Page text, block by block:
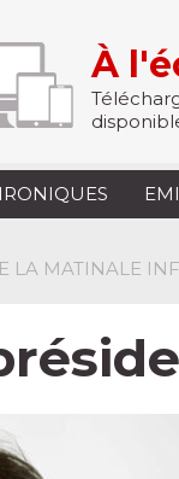
À
LA MATINALE